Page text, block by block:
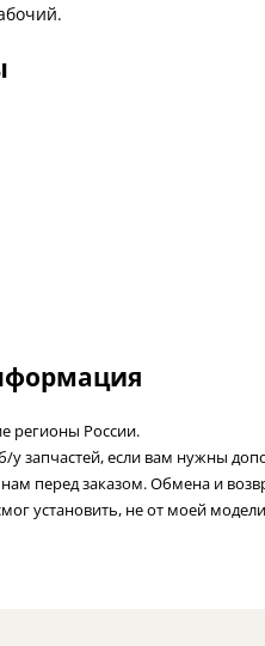
регионы России.
у запчастей, если вам нужны
перед заказом. Обмена и
установить, не от моей